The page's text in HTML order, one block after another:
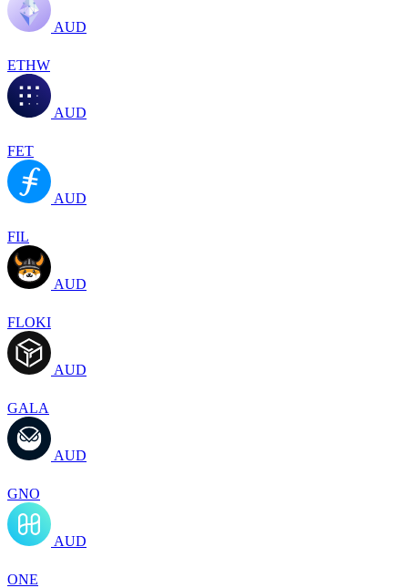
AUD
ETHW
AUD
FET
AUD
FIL
AUD
FLOKI
AUD
GALA
AUD
GNO
AUD
ONE